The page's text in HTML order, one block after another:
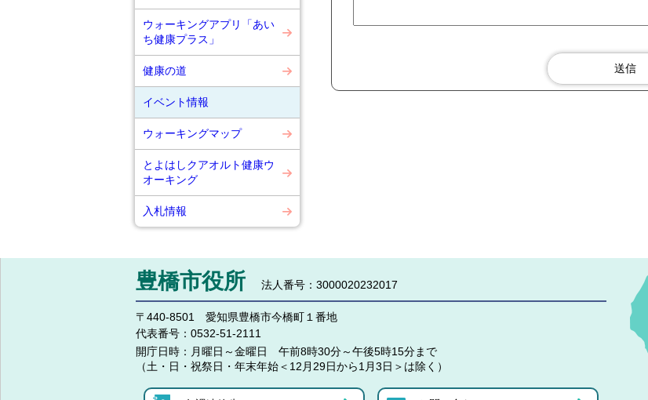
ウォーキングアプリ「あい
ち健康プラス」
健康の道
イベント情報
ウォーキングマップ
とよはしクアオルト健康ウ
オーキング
入札情報
豊橋市役所 法人番号：3000020232017
〒440-8501 愛知県豊橋市今橋町１番地
代表番号： 0532-51-2111
開庁日時： 月曜日～金曜日 午前8時30分～午後5時15分まで
（土・日・祝祭日・年末年始＜12月29日から1月3日＞は除く）